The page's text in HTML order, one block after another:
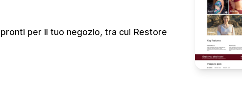
per il tuo negozio, tra cui Restore